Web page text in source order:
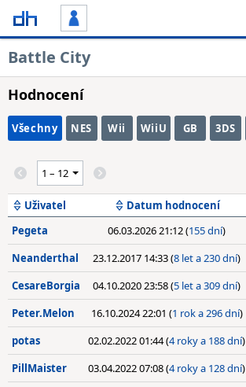
Battle City
Hodnocení
Všechny NES Wii WiiU GB 3DS
Uživatel Datum hodnocení
Pegeta
06.03.2026 21:12 (155 dní)
Neanderthal 23.12.2017 14:33 (8 let a 230 dní)
CesareBorgia 04.10.2020 23:58 (5 let a 309 dní)
Peter.Melon 16.10.2024 22:01 (1 rok a 296 dní)
potas 02.02.2022 01:44 (4 roky a 188 dní)
PillMaister 03.04.2022 07:08 (4 roky a 128 dní)